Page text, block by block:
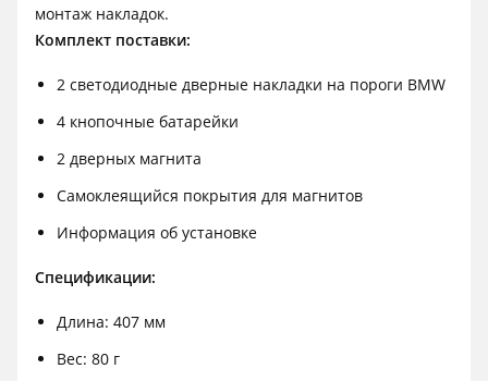
монтаж накладок.
Комплект поставки:
2 светодиодные дверные накладки на пороги BMW
4 кнопочные батарейки
2 дверных магнита
Самоклеящийся покрытия для магнитов
Информация об установке
Спецификации:
Длина: 407 мм
Вес: 80 г